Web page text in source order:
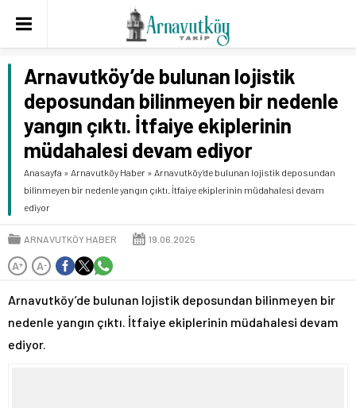
Arnavutköy’de bulunan lojistik
deposundan bilinmeyen bir nedenle
yangın çıktı. İtfaiye ekiplerinin
müdahalesi devam ediyor
Anasayfa » Arnavutköy Haber » Arnavutköy’de bulunan lojistik deposundan
bilinmeyen bir nedenle yangın çıktı. İtfaiye ekiplerinin müdahalesi devam
ediyor
ARNAVUTKÖY HABER 19.06.2025
A+ A-
Arnavutköy’de bulunan lojistik deposundan bilinmeyen bir
nedenle yangın çıktı. İtfaiye ekiplerinin müdahalesi devam
ediyor.